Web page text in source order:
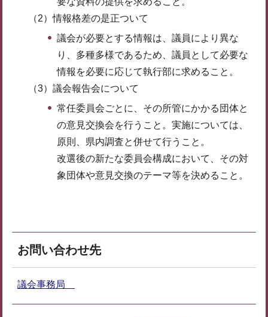
（2）情報格差の是正ついて
議会が必要とする情報は、議員により異な
り、多種多様であるため、議員として必要な
情報を必要に応じて執行部に求めること。
（3）議会報告会について
常任委員会ごとに、その所管にかかる団体と
の意見交換会を行うこと。実施については、
原則、県内調査と併せて行うこと。
改選後の新たな委員会構成において、その対
象団体や意見交換のテーマ等を決めること。
お問い合わせ先
議会事務局